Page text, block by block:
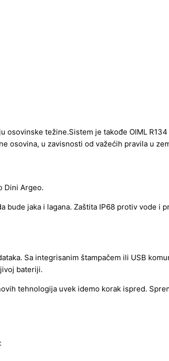
osovinske težine.Sistem je takođe OIML
osovina, u zavisnosti od važećih pravila u
Dini Argeo.
jaka i lagana. Zaštita IP68 protiv vode i
Sa integrisanim štampačem ili USB
bateriji.
tehnologija uvek idemo korak ispred.